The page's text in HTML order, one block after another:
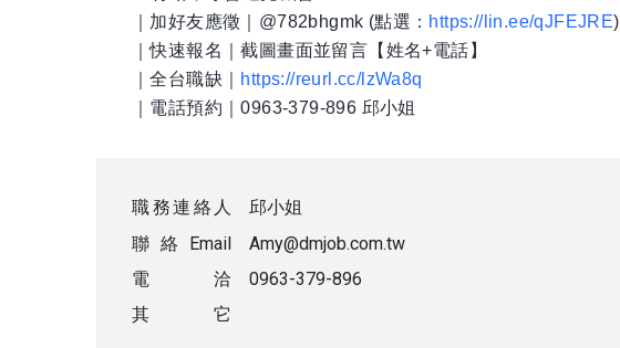
｜加好友應徵｜@782bhgmk (點選： https://lin.ee/qJFEJRE)
｜快速報名｜截圖畫面並留言【姓名+電話】
｜全台職缺｜ https://reurl.cc/lzWa8q
｜電話預約｜0963-379-896 邱小姐
職務連絡人
邱小姐
聯絡Email
Amy@dmjob.com.tw
電 洽
0963-379-896
其 它